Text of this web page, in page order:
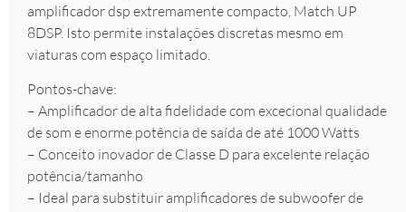
amplificador dsp extremamente compacto, Match UP
8DSP. Isto permite instalações discretas mesmo em
viaturas com espaço limitado.
Pontos-chave:
– Amplificador de alta fidelidade com excecional qualidade
de som e enorme potência de saída de até 1000 Watts
– Conceito inovador de Classe D para excelente relação
potência/tamanho
– Ideal para substituir amplificadores de subwoofer de